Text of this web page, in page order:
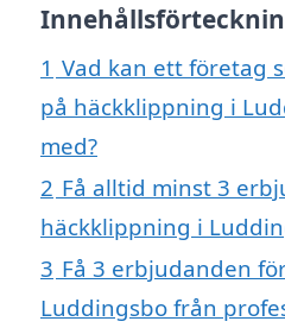
1 Vad kan ett företag
på häckklippning i
med?
2 Få alltid minst 3
häckklippning i
3 Få 3 erbjudanden
Luddingsbo från